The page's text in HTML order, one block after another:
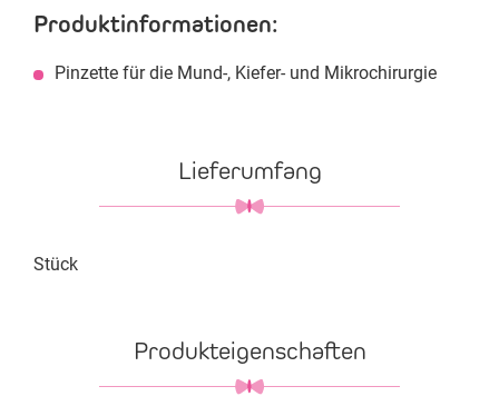
Produktinformationen:
Pinzette für die Mund-, Kiefer- und Mikrochirurgie
Lieferumfang
Stück
Produkteigenschaften